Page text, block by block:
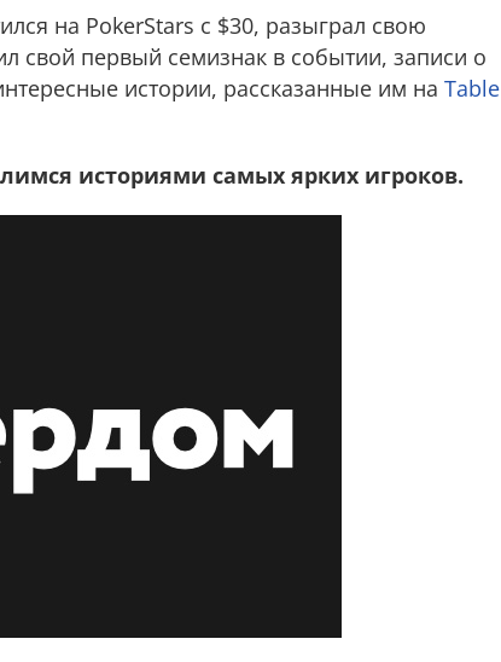
на PokerStars с $30, разыграл свою
свой первый семизнак в событии, записи о
истории, рассказанные им на Table
историями самых ярких игроков.